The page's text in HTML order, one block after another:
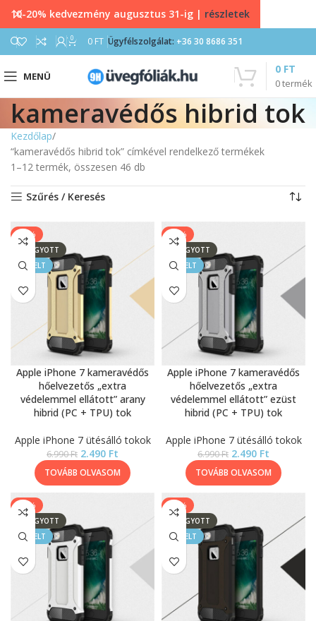
0 0 FT Ügyfélszolgálat: +36 30 8686 351
MENÜ
0termék
0 FT
kameravédős hibrid tok
Kezdőlap
“kameravédős hibrid tok” címkével rendelkező termékek
1–12 termék, összesen 46 db
Szűrés / Keresés
-64%
ELFOGYOTT
KIEMELT
Apple iPhone 7 kameravédős
hőelvezetős „extra
védelemmel ellátott” arany
hibrid (PC + TPU) tok
Apple iPhone 7 ütésálló tokok
6.990Ft 2.490 Ft
TOVÁBB OLVASOM
-64%
ELFOGYOTT
KIEMELT
Apple iPhone 7 kameravédős
hőelvezetős „extra
védelemmel ellátott” ezüst
hibrid (PC + TPU) tok
Apple iPhone 7 ütésálló tokok
6.990Ft 2.490 Ft
TOVÁBB OLVASOM
-64%
ELFOGYOTT
KIEMELT
-64%
ELFOGYOTT
KIEMELT
10-20% kedvezmény augusztus 31-ig | részletek